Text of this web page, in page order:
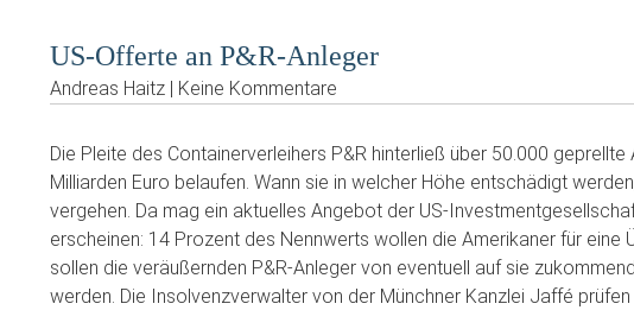
US-Offerte an P&R-Anleger
Andreas Haitz | Keine Kommentare
Die Pleite des Containerverleihers P&R hinterließ über 50.000
Milliarden Euro belaufen. Wann sie in welcher Höhe entschädigt
vergehen. Da mag ein aktuelles Angebot der US-
erscheinen: 14 Prozent des Nennwerts wollen die Amerikaner für eine
sollen die veräußernden P&R-Anleger von eventuell auf sie
werden. Die Insolvenzverwalter von der Münchner Kanzlei Jaffé